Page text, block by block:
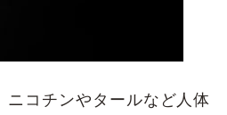
ニコチンやタールなど人体